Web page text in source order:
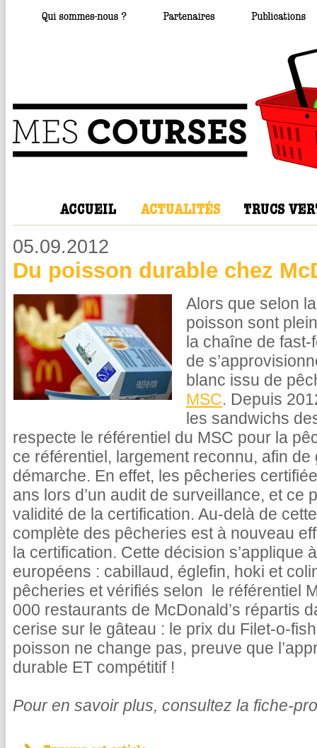
05.09.2012
Du poisson durable chez
Alors que selon
poisson sont
la chaîne de fast-
de
blanc issu de
MSC. Depuis
les sandwichs
respecte le référentiel du MSC pour la
ce référentiel, largement reconnu, afin
démarche. En effet, les pêcheries
ans lors d’un audit de surveillance, et ce
validité de la certification. Au-delà de
complète des pêcheries est à nouveau
la certification. Cette décision s’applique
européens : cabillaud, églefin, hoki et
pêcheries et vérifiés selon le référentiel
000 restaurants de McDonald’s répartis
cerise sur le gâteau : le prix du Filet-o-
poisson ne change pas, preuve que
durable ET compétitif !
Pour en savoir plus, consultez la fiche-